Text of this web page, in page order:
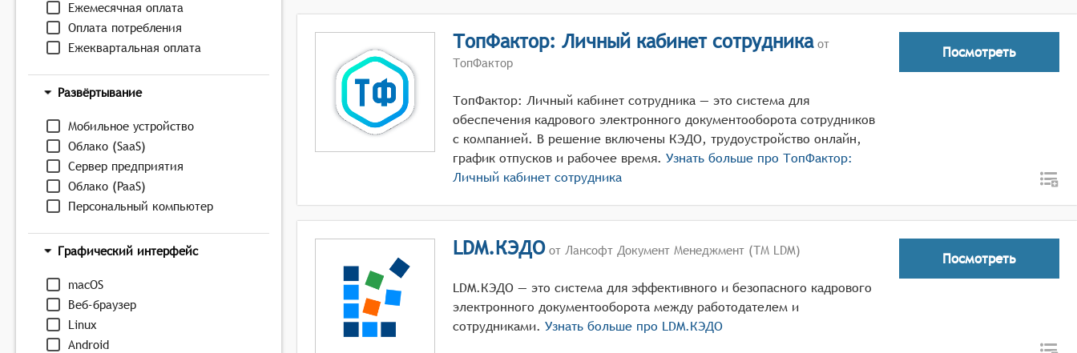
Ежемесячная оплата
Оплата потребления
Ежеквартальная оплата
Развёртывание
Мобильное устройство
Облако (SaaS)
Сервер предприятия
Облако (PaaS)
Персональный компьютер
Графический интерфейс
macOS
Веб-браузер
Linux
Android
ТопФактор: Личный кабинет сотрудникаот
ТопФактор
ТопФактор: Личный кабинет сотрудника — это система для
обеспечения кадрового электронного документооборота сотрудников
с компанией. В решение включены КЭДО, трудоустройство онлайн,
график отпусков и рабочее время. Узнать больше про ТопФактор:
Личный кабинет сотрудника
Посмотреть
LDM.КЭДОот Лансофт Документ Менеджмент (ТМ LDM)
LDM.КЭДО — это система для эффективного и безопасного кадрового
электронного документооборота между работодателем и
сотрудниками. Узнать больше про LDM.КЭДО
Посмотреть